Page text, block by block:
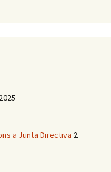
a Junta Directiva 2